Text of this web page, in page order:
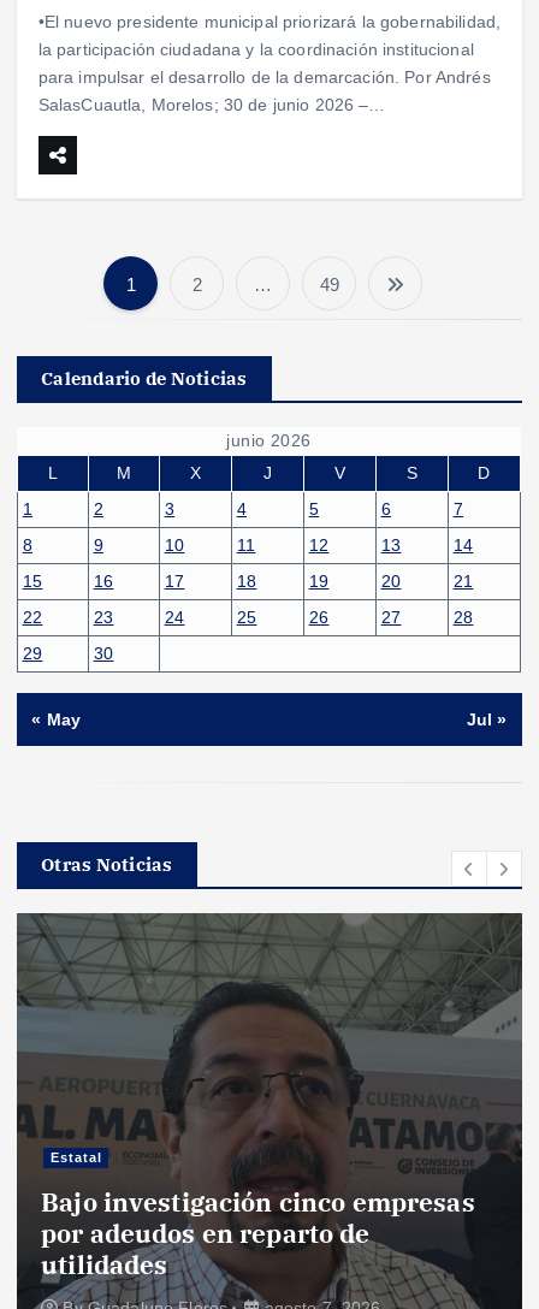
•El nuevo presidente municipal priorizará la gobernabilidad,
la participación ciudadana y la coordinación institucional
para impulsar el desarrollo de la demarcación. Por Andrés
SalasCuautla, Morelos; 30 de junio 2026 –…
a
g
i
n
a
c
d
e
e
n
t
r
a
1 2 … 49
Calendario de Noticias
junio 2026
L
M X J V S
D
1
2 3 4 5 6
7
8
9 10 11 12 13
14
15
16 17 18 19 20
21
22
23 24 25 26 27
28
29
30
« May Jul »
Otras Noticias
Estatal
Bajo investigación cinco empresas
por adeudos en reparto de
utilidades